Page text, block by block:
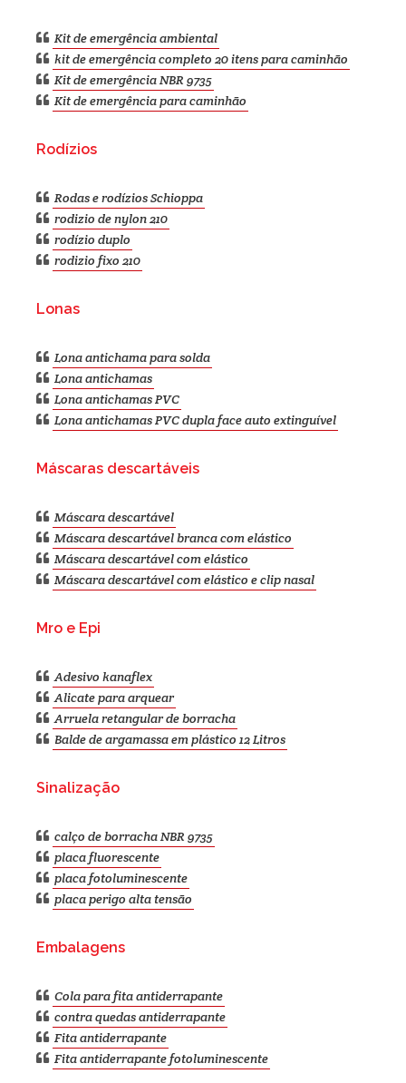
Kit de emergência ambiental
kit de emergência completo 20 itens para caminhão
Kit de emergência NBR 9735
Kit de emergência para caminhão
Rodízios
Rodas e rodízios Schioppa
rodizio de nylon 210
rodízio duplo
rodizio fixo 210
Lonas
Lona antichama para solda
Lona antichamas
Lona antichamas PVC
Lona antichamas PVC dupla face auto extinguível
Máscaras descartáveis
Máscara descartável
Máscara descartável branca com elástico
Máscara descartável com elástico
Máscara descartável com elástico e clip nasal
Mro e Epi
Adesivo kanaflex
Alicate para arquear
Arruela retangular de borracha
Balde de argamassa em plástico 12 Litros
Sinalização
calço de borracha NBR 9735
placa fluorescente
placa fotoluminescente
placa perigo alta tensão
Embalagens
Cola para fita antiderrapante
contra quedas antiderrapante
Fita antiderrapante
Fita antiderrapante fotoluminescente